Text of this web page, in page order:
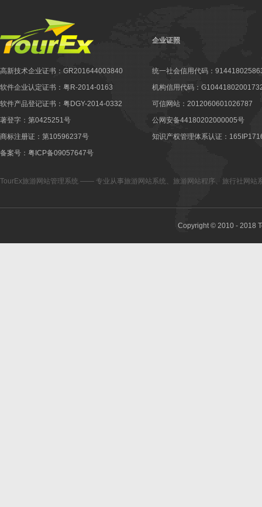
高新技术企业证书：GR201644003840
软件企业认定证书：粤R-2014-0163
软件产品登记证书：粤DGY-2014-0332
著登字：第0425251号
商标注册证：第10596237号
备案号：粤ICP备09057647号
企业证照
统一社会信用代码：
机构信用代码：
可信网站：2012060601026787
公网安备44180202000005号
知识产权管理体系认证：
TourEx旅游网站管理系统 —— 专业从事旅游网站系统 旅游网站程序、 旅行社网站
Copyright © 2010 - 2018